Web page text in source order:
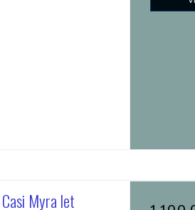
Myra let